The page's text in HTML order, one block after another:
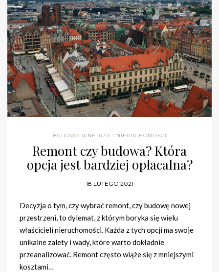
BUDOWA WNETRZA I NIERUCHOMOŚCI
Remont czy budowa? Która
opcja jest bardziej opłacalna?
18 LUTEGO 2021
Decyzja o tym, czy wybrać remont, czy budowę nowej
przestrzeni, to dylemat, z którym boryka się wielu
właścicieli nieruchomości. Każda z tych opcji ma swoje
unikalne zalety i wady, które warto dokładnie
przeanalizować. Remont często wiąże się z mniejszymi
kosztami…